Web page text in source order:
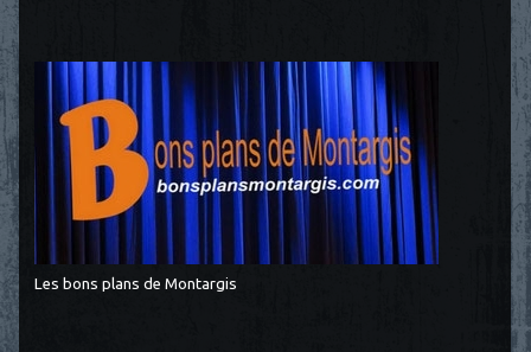
Les bons plans de Montargis